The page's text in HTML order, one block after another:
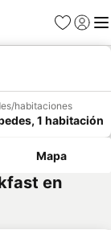
Favoritos
Iniciar
habitaciones
1 habitación
Mapa
en